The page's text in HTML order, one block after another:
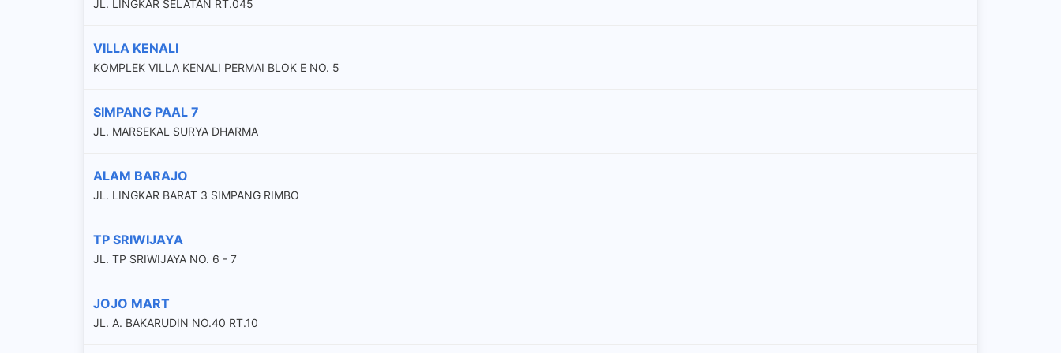
JL. LINGKAR SELATAN RT.045
VILLA KENALI
KOMPLEK VILLA KENALI PERMAI BLOK E NO. 5
SIMPANG PAAL 7
JL. MARSEKAL SURYA DHARMA
ALAM BARAJO
JL. LINGKAR BARAT 3 SIMPANG RIMBO
TP SRIWIJAYA
JL. TP SRIWIJAYA NO. 6 - 7
JOJO MART
JL. A. BAKARUDIN NO.40 RT.10